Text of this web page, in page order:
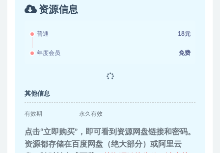
资源信息
普通 18元
年度会员 免费
其他信息
有效期 永久有效
点击“立即购买”，即可看到资源网盘链接和密码。
资源都存储在百度网盘（绝大部分）或阿里云